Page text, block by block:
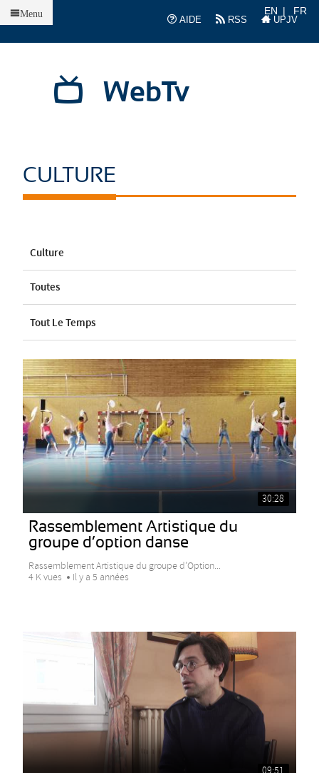
AIDE
RSS UPJV
EN FR
WebTv
Menu
CULTURE
Culture
Toutes
Tout Le Temps
30:28
Rassemblement Artistique du
groupe d’option danse
Rassemblement Artistique du groupe d’Option...
4 K vues
Il y a 5 années
09:51